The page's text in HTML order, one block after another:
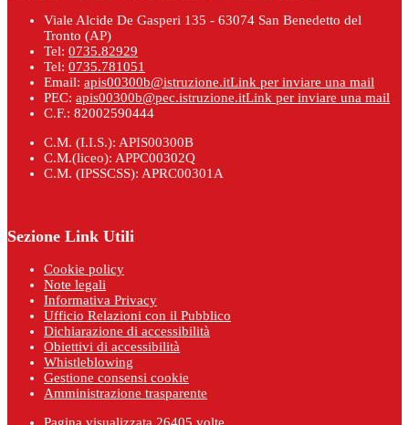
Viale Alcide De Gasperi 135 - 63074 San Benedetto del
Tronto (AP)
Tel: 0735.82929
Tel: 0735.781051
Email: apis00300b@istruzione.itLink per inviare una mail
PEC: apis00300b@pec.istruzione.itLink per inviare una mail
C.F.: 82002590444
C.M. (I.I.S.): APIS00300B
C.M.(liceo): APPC00302Q
C.M. (IPSSCSS): APRC00301A
Sezione Link Utili
Cookie policy
Note legali
Informativa Privacy
Ufficio Relazioni con il Pubblico
Dichiarazione di accessibilità
Obiettivi di accessibilità
Whistleblowing
Gestione consensi cookie
Amministrazione trasparente